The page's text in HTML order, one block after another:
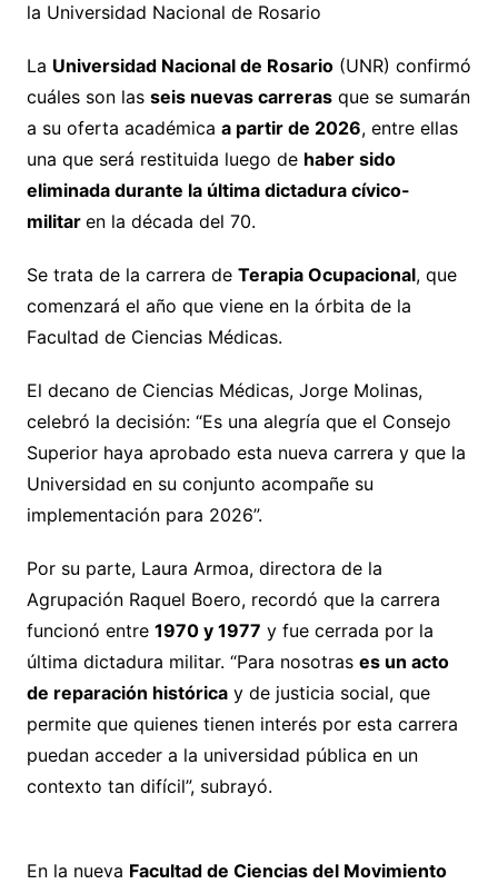
la Universidad Nacional de Rosario
La Universidad Nacional de Rosario(UNR) confirmó
cuáles son las seis nuevas carrerasque se sumarán
a su oferta académica a partir de 2026, entre ellas
una que será restituida luego de haber sido
eliminada durante la última dictadura cívico-
militar en la década del 70.
Se trata de la carrera de Terapia Ocupacional, que
comenzará el año que viene en la órbita de la
Facultad de Ciencias Médicas.
El decano de Ciencias Médicas, Jorge Molinas,
celebró la decisión: “Es una alegría que el Consejo
Superior haya aprobado esta nueva carrera y que la
Universidad en su conjunto acompañe su
implementación para 2026”.
Por su parte, Laura Armoa, directora de la
Agrupación Raquel Boero, recordó que la carrera
funcionó entre 1970 y 1977 y fue cerrada por la
última dictadura militar. “Para nosotras es un acto
de reparación históricay de justicia social, que
permite que quienes tienen interés por esta carrera
puedan acceder a la universidad pública en un
contexto tan difícil”, subrayó.
En la nueva Facultad de Ciencias del Movimiento